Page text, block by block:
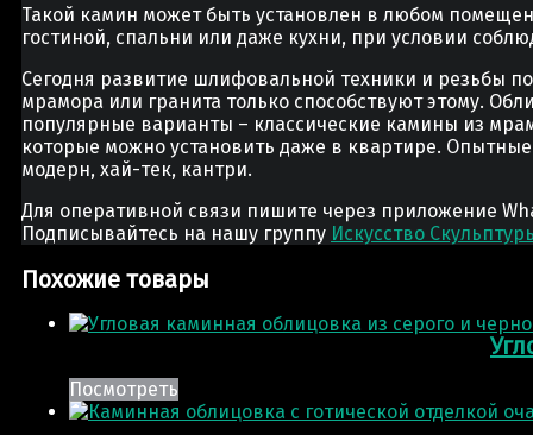
Такой камин может быть установлен в любом
гостиной, спальни или даже кухни, при условии
Сегодня развитие шлифовальной техники и резьбы
мрамора или гранита только способствуют этому.
популярные варианты – классические камины из
которые можно установить даже в квартире.
модерн, хай-тек, кантри.
Для оперативной связи пишите через приложение
Подписывайтесь на нашу группу Искусство
Похожие товары
Посмотреть